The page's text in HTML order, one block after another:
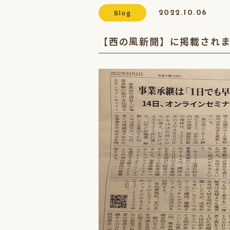
Blog 2022.10.06
【西の風新聞】に掲載され